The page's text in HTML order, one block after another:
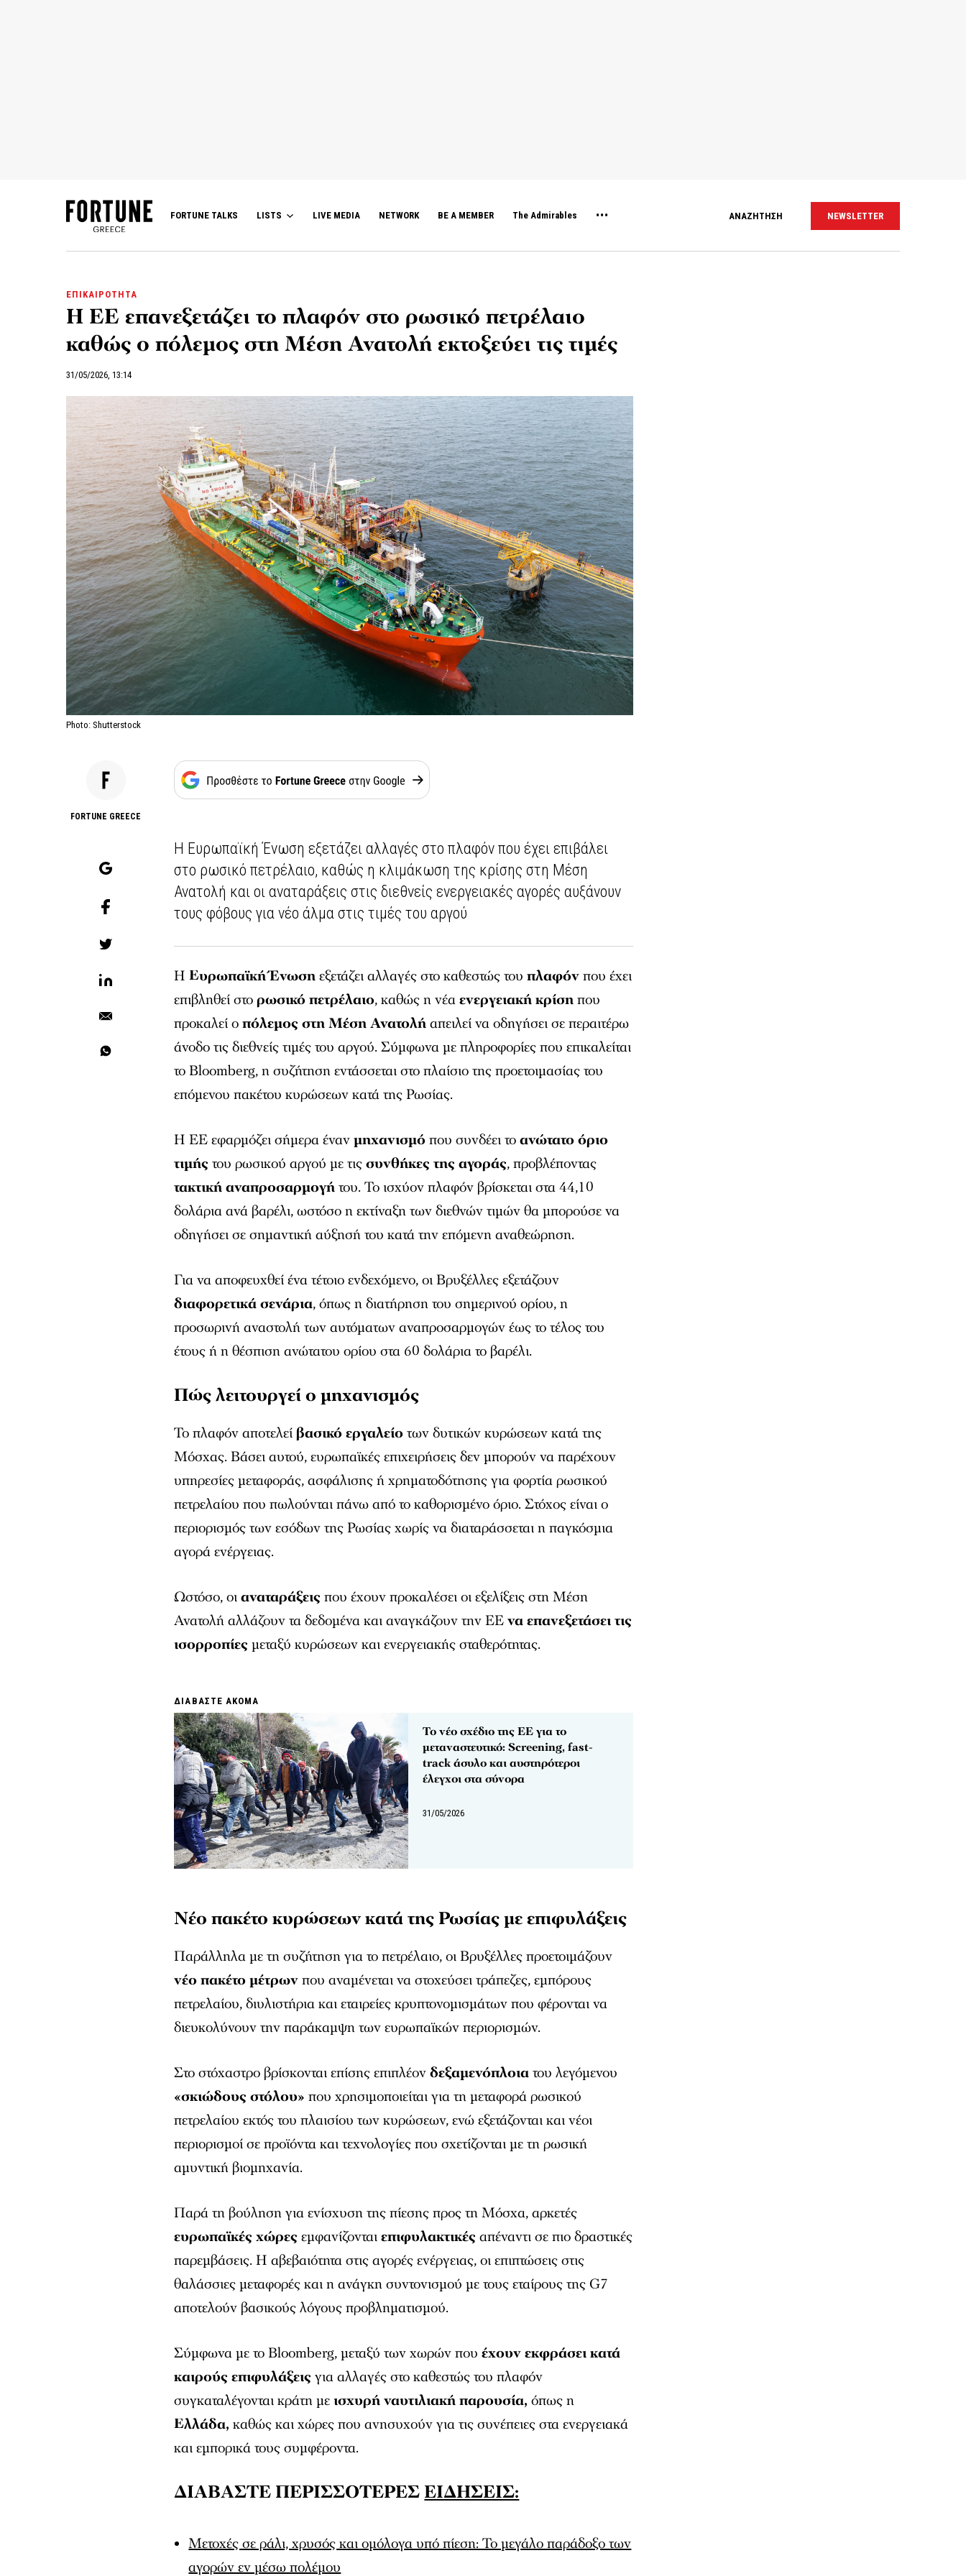
FORTUNE TALKS LISTS LIVE MEDIA NETWORK BE A MEMBER The Admirables ΑΝΑΖΗΤΗΣΗ NEWSLETTER
ΕΠΙΚΑΙΡΟΤΗΤΑ
Η ΕΕ επανεξετάζει το πλαφόν στο ρωσικό πετρέλαιο
καθώς ο πόλεμος στη Μέση Ανατολή εκτοξεύει τις τιμές
31/05/2026, 13:14
Photo: Shutterstock
FORTUNE GREECE
Η Ευρωπαϊκή Ένωση εξετάζει αλλαγές στο πλαφόν που έχει επιβάλει
στο ρωσικό πετρέλαιο, καθώς η κλιμάκωση της κρίσης στη Μέση
Ανατολή και οι αναταράξεις στις διεθνείς ενεργειακές αγορές αυξάνουν
τους φόβους για νέο άλμα στις τιμές του αργού
ΗΕυρωπαϊκή Ένωσηεξετάζει αλλαγές στο καθεστώς τουπλαφόνπου έχει
επιβληθεί στορωσικό πετρέλαιο, καθώς η νέαενεργειακή κρίσηπου
προκαλεί οπόλεμος στη Μέση Ανατολήαπειλεί να οδηγήσει σε περαιτέρω
άνοδο τις διεθνείς τιμές του αργού. Σύμφωνα με πληροφορίες που επικαλείται
το Bloomberg, η συζήτηση εντάσσεται στο πλαίσιο της προετοιμασίας του
επόμενου πακέτου κυρώσεων κατά της Ρωσίας.
Η ΕΕ εφαρμόζει σήμερα ένανμηχανισμόπου συνδέει τοανώτατο όριο
τιμής του ρωσικού αργού με τιςσυνθήκες της αγοράς, προβλέποντας
τακτική αναπροσαρμογήτου. Το ισχύον πλαφόν βρίσκεται στα 44,10
δολάρια ανά βαρέλι, ωστόσο η εκτίναξη των διεθνών τιμών θα μπορούσε να
οδηγήσει σε σημαντική αύξησή του κατά την επόμενη αναθεώρηση.
Για να αποφευχθεί ένα τέτοιο ενδεχόμενο, οι Βρυξέλλες εξετάζουν
διαφορετικά σενάρια, όπως η διατήρηση του σημερινού ορίου, η
προσωρινή αναστολή των αυτόματων αναπροσαρμογών έως το τέλος του
έτους ή η θέσπιση ανώτατου ορίου στα 60 δολάρια το βαρέλι.
Πώς λειτουργεί ο μηχανισμός
Το πλαφόν αποτελείβασικό εργαλείοτων δυτικών κυρώσεων κατά της
Μόσχας. Βάσει αυτού, ευρωπαϊκές επιχειρήσεις δεν μπορούν να παρέχουν
υπηρεσίες μεταφοράς, ασφάλισης ή χρηματοδότησης για φορτία ρωσικού
πετρελαίου που πωλούνται πάνω από το καθορισμένο όριο. Στόχος είναι ο
περιορισμός των εσόδων της Ρωσίας χωρίς να διαταράσσεται η παγκόσμια
αγορά ενέργειας.
Ωστόσο, οιαναταράξεις που έχουν προκαλέσει οι εξελίξεις στη Μέση
Ανατολή αλλάζουν τα δεδομένα και αναγκάζουν την ΕΕνα επανεξετάσει τις
ισορροπίες μεταξύ κυρώσεων και ενεργειακής σταθερότητας.
ΔΙΑΒΑΣΤΕ ΑΚΟΜΑ
Το νέο σχέδιο της ΕΕ για το
μεταναστευτικό: Screening, fast-
track άσυλο και αυστηρότεροι
έλεγχοι στα σύνορα
31/05/2026
Νέο πακέτο κυρώσεων κατά της Ρωσίας με επιφυλάξεις
Παράλληλα με τη συζήτηση για το πετρέλαιο, οι Βρυξέλλες προετοιμάζουν
νέο πακέτο μέτρωνπου αναμένεται να στοχεύσει τράπεζες, εμπόρους
πετρελαίου, διυλιστήρια και εταιρείες κρυπτονομισμάτων που φέρονται να
διευκολύνουν την παράκαμψη των ευρωπαϊκών περιορισμών.
Στο στόχαστρο βρίσκονται επίσης επιπλέονδεξαμενόπλοιατου λεγόμενου
«σκιώδους στόλου» που χρησιμοποιείται για τη μεταφορά ρωσικού
πετρελαίου εκτός του πλαισίου των κυρώσεων, ενώ εξετάζονται και νέοι
περιορισμοί σε προϊόντα και τεχνολογίες που σχετίζονται με τη ρωσική
αμυντική βιομηχανία.
Παρά τη βούληση για ενίσχυση της πίεσης προς τη Μόσχα, αρκετές
ευρωπαϊκές χώρες εμφανίζονταιεπιφυλακτικές απέναντι σε πιο δραστικές
παρεμβάσεις. Η αβεβαιότητα στις αγορές ενέργειας, οι επιπτώσεις στις
θαλάσσιες μεταφορές και η ανάγκη συντονισμού με τους εταίρους της G7
αποτελούν βασικούς λόγους προβληματισμού.
Σύμφωνα με το Bloomberg, μεταξύ των χωρών πουέχουν εκφράσει κατά
καιρούς επιφυλάξεις για αλλαγές στο καθεστώς του πλαφόν
συγκαταλέγονται κράτη μεισχυρή ναυτιλιακή παρουσία, όπως η
Ελλάδα, καθώς και χώρες που ανησυχούν για τις συνέπειες στα ενεργειακά
και εμπορικά τους συμφέροντα.
ΔΙΑΒΑΣΤΕ ΠΕΡΙΣΣΟΤΕΡΕΣ ΕΙΔΗΣΕΙΣ:
Μετοχές σε ράλι, χρυσός και ομόλογα υπό πίεση: Το μεγάλο παράδοξο των
αγορών εν μέσω πολέμου